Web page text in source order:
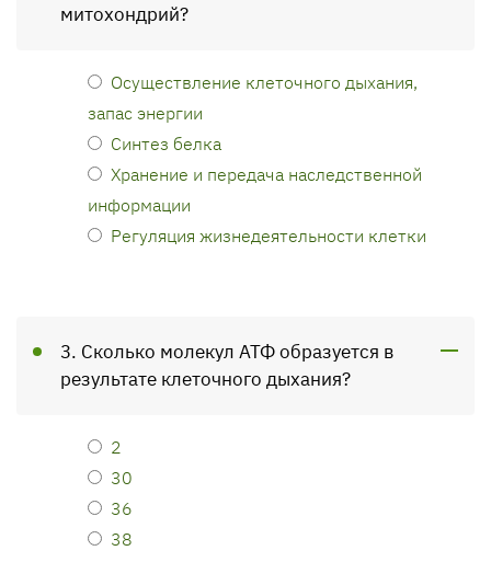
митохондрий?
Осуществление клеточного дыхания,
запас энергии
Синтез белка
Хранение и передача наследственной
информации
Регуляция жизнедеятельности клетки
3. Сколько молекул АТФ образуется в
результате клеточного дыхания?
2
30
36
38